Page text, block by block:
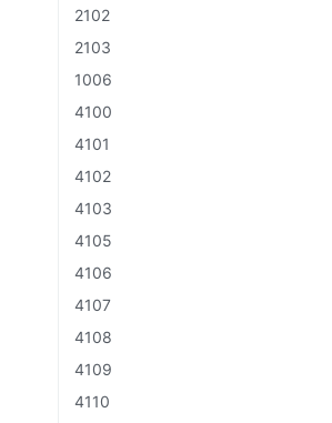
2102
2103
1006
4100
4101
4102
4103
4105
4106
4107
4108
4109
4110